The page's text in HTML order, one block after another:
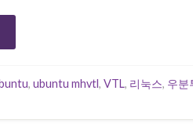
, ubuntu mhvtl, VTL, 리눅스, 우분